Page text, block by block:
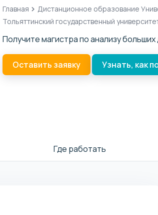
Главная
Дистанционное образование
Тольяттинский государственный
Получите магистра по анализу
Оставить заявку Узнать, как
Где работать